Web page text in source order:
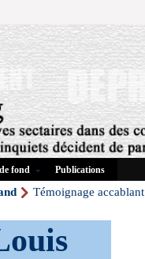
fond Publications
Témoignage